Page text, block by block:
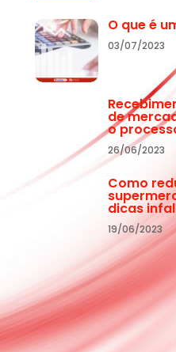
O que é
03/07/2023
de
o
26/06/2023
Como
dicas
19/06/2023